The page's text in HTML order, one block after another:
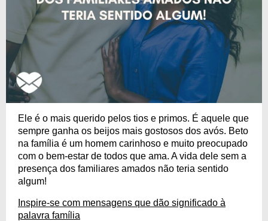
Ele é o mais querido pelos tios e primos. É aquele que
sempre ganha os beijos mais gostosos dos avós. Beto
na família é um homem carinhoso e muito preocupado
com o bem-estar de todos que ama. A vida dele sem a
presença dos familiares amados não teria sentido
algum!
Inspire-se com mensagens que dão significado à
palavra família